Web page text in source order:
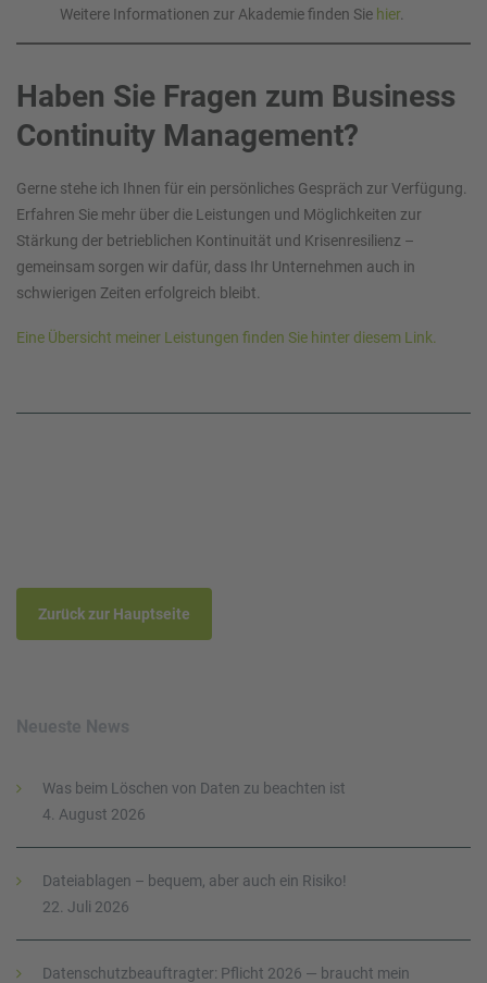
Weitere Informationen zur Akademie finden Sie hier.
Haben Sie Fragen zum Business
Continuity Management?
Gerne stehe ich Ihnen für ein persönliches Gespräch zur Verfügung.
Erfahren Sie mehr über die Leistungen und Möglichkeiten zur
Stärkung der betrieblichen Kontinuität und Krisenresilienz –
gemeinsam sorgen wir dafür, dass Ihr Unternehmen auch in
schwierigen Zeiten erfolgreich bleibt.
Eine Übersicht meiner Leistungen finden Sie hinter diesem L ink.
Zurück zur Hauptseite
Neueste News
Was beim Löschen von Daten zu beachten ist
4. August 2026
Dateiablagen – bequem, aber auch ein Risiko!
22. Juli 2026
Datenschutzbeauftragter: Pflicht 2026 — braucht mein